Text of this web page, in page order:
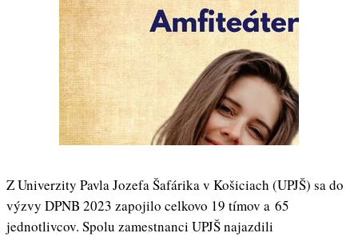
Z Univerzity Pavla Jozefa Šafárika v Košiciach (UPJŠ) sa do
výzvy DPNB 2023 zapojilo celkovo 19 tímov a 65
jednotlivcov. Spolu zamestnanci UPJŠ najazdili